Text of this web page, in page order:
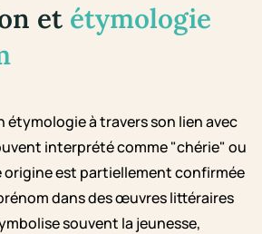
et étymologie
étymologie à travers son lien avec
interprété comme "chérie" ou
origine est partiellement confirmée
dans des œuvres littéraires
souvent la jeunesse,